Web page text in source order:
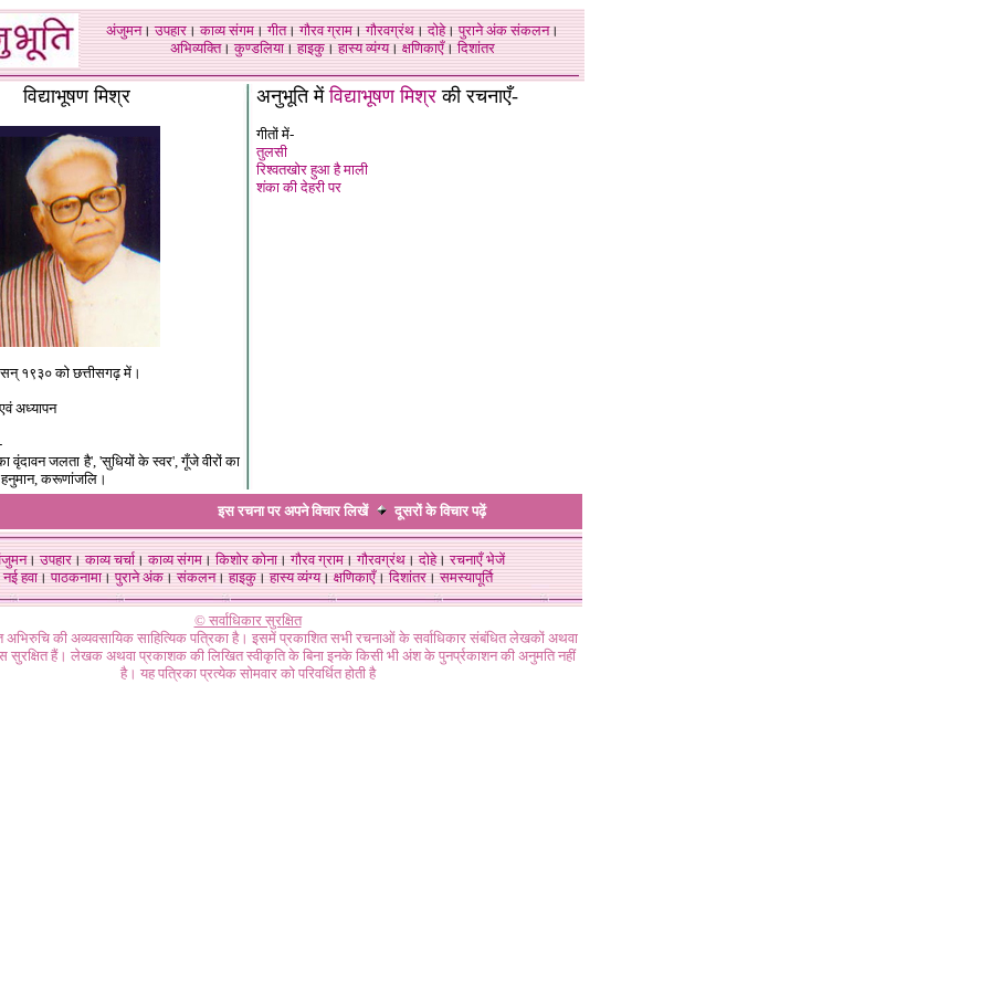
अंजुमन।उपहार।काव्य संगम।गीत।गौरव ग्राम।गौरवग्रंथ।दोहे।पुराने अंक संकलन।
अभिव्यक्ति।कुण्डलिया।हाइकु।हास्य व्यंग्य।क्षणिकाएँ।दिशांतर
विद्याभूषण मिश्र
१९३० को छत्तीसगढ़ में।
अध्यापन
वृंदावन जलता है', 'सुधियों के स्वर', गूँजे वीरों का
करूणांजलि।
अनुभूति मेंविद्याभूषण मिश्र की रचनाएँ-
गीतों में-
तुलसी
रिश्वतखोर हुआ है माली
शंका की देहरी पर
इस रचना पर अपने विचार लिखें दूसरों के विचारपढ़ें
।उपहार।काव्य चर्चा।काव्य संगम।किशोर कोना।गौरव ग्राम।गौरवग्रंथ।दोहे।रचनाएँ भेजें
नई हवा। पाठकनामा। पुराने अंक। संकलन। हाइकु। हास्य व्यंग्य। क्षणिकाएँ। दिशांतर। समस्यापूर्ति
© सर्वाधिकार सुरक्षित
अभिरुचि की अव्यवसायिक साहित्यिक पत्रिका है। इसमें प्रकाशित सभी रचनाओं के सर्वाधिकार संबंधित लेखकों अथवा
सुरक्षित हैं। लेखक अथवा प्रकाशक की लिखित स्वीकृति के बिना इनके किसी भी अंश के पुनर्प्रकाशन की अनुमति नहीं
है। यह पत्रिका प्रत्येक सोमवार को परिवर्धित होती है